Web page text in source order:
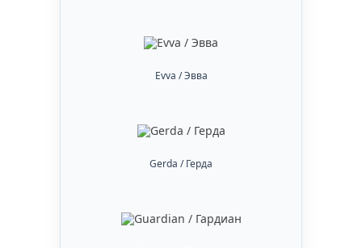
Evva / Эвва
Gerda / Герда